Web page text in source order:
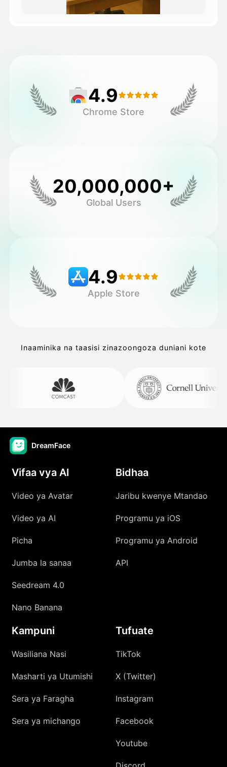
4.9
Chrome Store
20,000,000+
Global Users
4.9
Apple Store
Inaaminika na taasisi zinazoongoza duniani kote
DreamFace
Vifaa vya AI
Video ya Avatar
Video ya AI
Picha
Jumba la sanaa
Seedream 4.0
Nano Banana
Bidhaa
Jaribu kwenye Mtandao
Programu ya iOS
Programu ya Android
API
Kampuni
Wasiliana Nasi
Masharti ya Utumishi
Sera ya Faragha
Sera ya michango
Tufuate
TikTok
X (Twitter)
Instagram
Facebook
Youtube